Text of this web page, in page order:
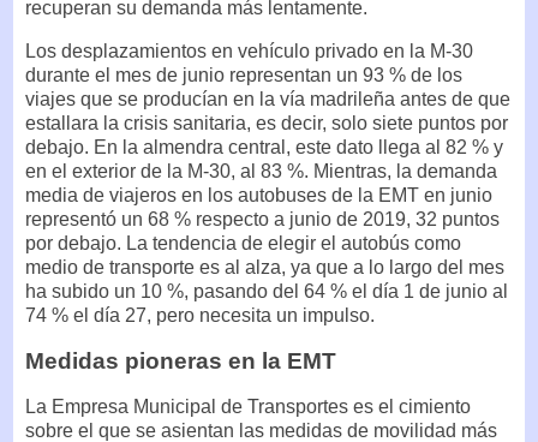
recuperan su demanda más lentamente.
Los desplazamientos en vehículo privado en la M-30
durante el mes de junio representan un 93 % de los
viajes que se producían en la vía madrileña antes de que
estallara la crisis sanitaria, es decir, solo siete puntos por
debajo. En la almendra central, este dato llega al 82 % y
en el exterior de la M-30, al 83 %. Mientras, la demanda
media de viajeros en los autobuses de la EMT en junio
representó un 68 % respecto a junio de 2019, 32 puntos
por debajo. La tendencia de elegir el autobús como
medio de transporte es al alza, ya que a lo largo del mes
ha subido un 10 %, pasando del 64 % el día 1 de junio al
74 % el día 27, pero necesita un impulso.
Medidas pioneras en la EMT
La Empresa Municipal de Transportes es el cimiento
sobre el que se asientan las medidas de movilidad más